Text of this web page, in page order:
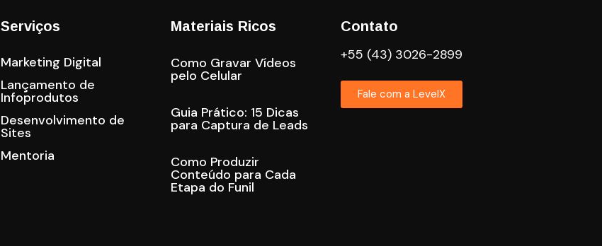
Serviços
Marketing Digital
Lançamento de
Infoprodutos
Desenvolvimento de
Sites
Mentoria
Materiais Ricos
Como Gravar Vídeos
pelo Celular
Guia Prático: 15 Dicas
para Captura de Leads
Como Produzir
Conteúdo para Cada
Etapa do Funil
Contato
+55 (43) 3026-2899
Fale com a LevelX